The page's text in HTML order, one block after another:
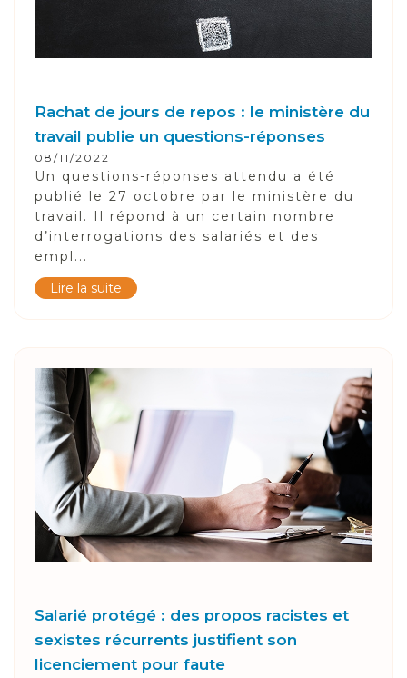
Rachat de jours de repos : le ministère du
travail publie un questions-réponses
08/11/2022
Un questions-réponses attendu a été
publié le 27 octobre par le ministère du
travail. Il répond à un certain nombre
d’interrogations des salariés et des
empl...
Lire la suite
Salarié protégé : des propos racistes et
sexistes récurrents justifient son
licenciement pour faute